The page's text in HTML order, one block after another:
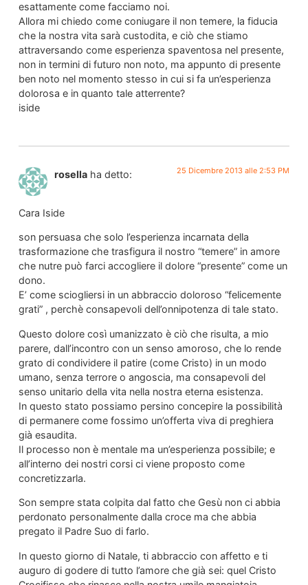
esattamente come facciamo noi.
Allora mi chiedo come coniugare il non temere, la fiducia
che la nostra vita sarà custodita, e ciò che stiamo
attraversando come esperienza spaventosa nel presente,
non in termini di futuro non noto, ma appunto di presente
ben noto nel momento stesso in cui si fa un’esperienza
dolorosa e in quanto tale atterrente?
iside
rosella ha detto: 25 Dicembre 2013 alle 2:53 PM
Cara Iside
son persuasa che solo l’esperienza incarnata della
trasformazione che trasfigura il nostro “temere” in amore
che nutre può farci accogliere il dolore “presente” come un
dono.
E’ come sciogliersi in un abbraccio doloroso “felicemente
grati” , perchè consapevoli dell’onnipotenza di tale stato.
Questo dolore così umanizzato è ciò che risulta, a mio
parere, dall’incontro con un senso amoroso, che lo rende
grato di condividere il patire (come Cristo) in un modo
umano, senza terrore o angoscia, ma consapevoli del
senso unitario della vita nella nostra eterna esistenza.
In questo stato possiamo persino concepire la possibilità
di permanere come fossimo un’offerta viva di preghiera
già esaudita.
Il processo non è mentale ma un’esperienza possibile; e
all’interno dei nostri corsi ci viene proposto come
concretizzarla.
Son sempre stata colpita dal fatto che Gesù non ci abbia
perdonato personalmente dalla croce ma che abbia
pregato il Padre Suo di farlo.
In questo giorno di Natale, ti abbraccio con affetto e ti
auguro di godere di tutto l’amore che già sei: quel Cristo